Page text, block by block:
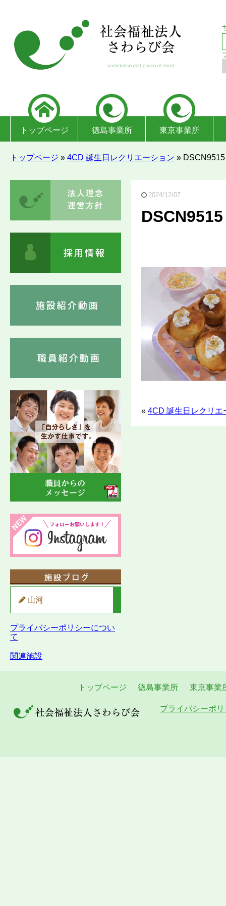
トップページ 徳島事業所 東京事業所
トップページ » 4CD 誕生日レクリエーション » DSCN9515
2024/12/07
DSCN9515
« 4CD 誕生日レクリエ
山河
プライバシーポリシーについ
て
関連施設
トップページ 徳島事業所 東京事業
プライバシーポ